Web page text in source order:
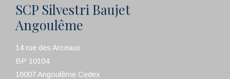
SCP Silvestri Baujet
Angoulême
14 rue des Arceaux
BP 10104
16007 Angoulême Cedex